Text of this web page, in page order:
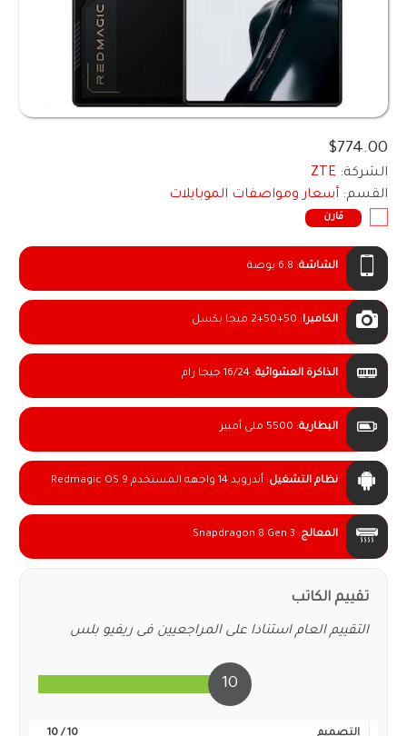
$774.00
الشركة: ZTE
القسم: أسعار ومواصفات الموبايلات
قارن
الشاشة: 6.8 بوصة
الكاميرا: 2+50+50 ميجا بكسل
الذاكرة العشوائية:16/24 جيجا رام
البطارية: 5500 ملى أمبير
نظام التشغيل: أندرويد 14 واجهه المستخدم Redmagic OS 9
المعالج:
Snapdragon 8 Gen 3
تقييم الكاتب
التقييم العام استنادا على المراجعيين فى ريفيو بلس
10
التصميم 10
/ 10